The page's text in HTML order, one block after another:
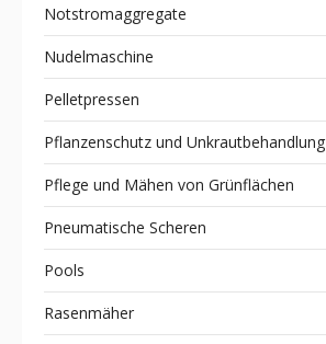
Notstromaggregate
Nudelmaschine
Pelletpressen
Pflanzenschutz und Unkrautbehandlung
Pflege und Mähen von Grünflächen
Pneumatische Scheren
Pools
Rasenmäher